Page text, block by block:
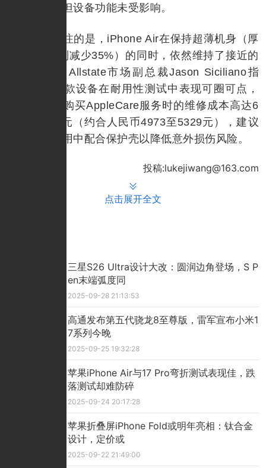
生了裂痕，但设备功能未受影响。
值得关注的是，iPhone Air在保持超薄机身（厚
度较Pro系列减少35%）的同时，依然维持了接近的
强度表现。Allstate市场副总裁Jason Siciliano指
出，虽然两款设备在耐用性测试中表现可圈可点，
但考虑到未购买AppleCare服务时的维修成本高达6
99至749美元（约合人民币4973至5329元），建议
用户日常使用中配合保护壳以降低意外损伤风险。
投稿:lukejiwang@163.com
点击展开全文
三星S26 Ultra设计大改：圆润边角登场，S P
en末端弧度同
2025-09-28 21:13:53
高通发布第五代骁龙8至尊版，雷军宣布小米1
7系列今晚
2025-09-25 19:32:28
苹果iPhone Air与17 Pro弯折测试表现佳，跌
落测试却难防碎
2025-09-24 20:17:28
苹果折叠屏iPhone Fold或明年亮相：钛合金
设计，定价或
2025-09-22 21:49:00